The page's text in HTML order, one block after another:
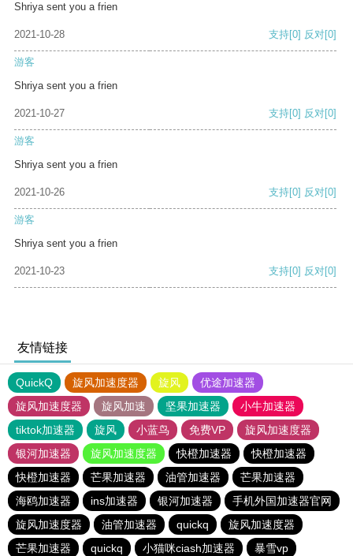
Shriya sent you a frien
2021-10-28 支持[0] 反对[0]
游客
Shriya sent you a frien
2021-10-27 支持[0] 反对[0]
游客
Shriya sent you a frien
2021-10-26 支持[0] 反对[0]
游客
Shriya sent you a frien
2021-10-23 支持[0] 反对[0]
友情链接
QuickQ 旋风加速度器 旋风
优途加速器
旋风加速度器
旋风加速 坚果加速器
小牛加速器
tiktok加速器
旋风 小蓝鸟 免费VP
旋风加速度器
银河加速器
旋风加速度器 快橙加速器
快橙加速器
快橙加速器
芒果加速器 油管加速器
芒果加速器
海鸥加速器
ins加速器 银河加速器
手机外国加速器官网
旋风加速度器
油管加速器 quickq
旋风加速度器
芒果加速器
quickq 小猫咪ciash加速器 暴雪vp